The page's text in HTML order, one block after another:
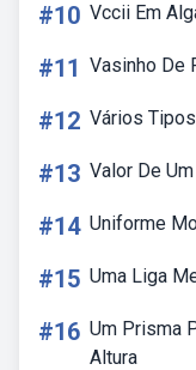
#10 Vccii Em
#11 Vasinho De
#12 Vários
#13 Valor De
#14 Uniforme
#15 Uma Liga
#16 Um Prisma
Altura